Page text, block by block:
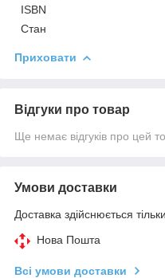
ISBN
Стан
Приховати
Відгуки про товар
Ще немає відгуків про цей
Умови доставки
Доставка здійснюється
Нова Пошта
Всі умови доставки